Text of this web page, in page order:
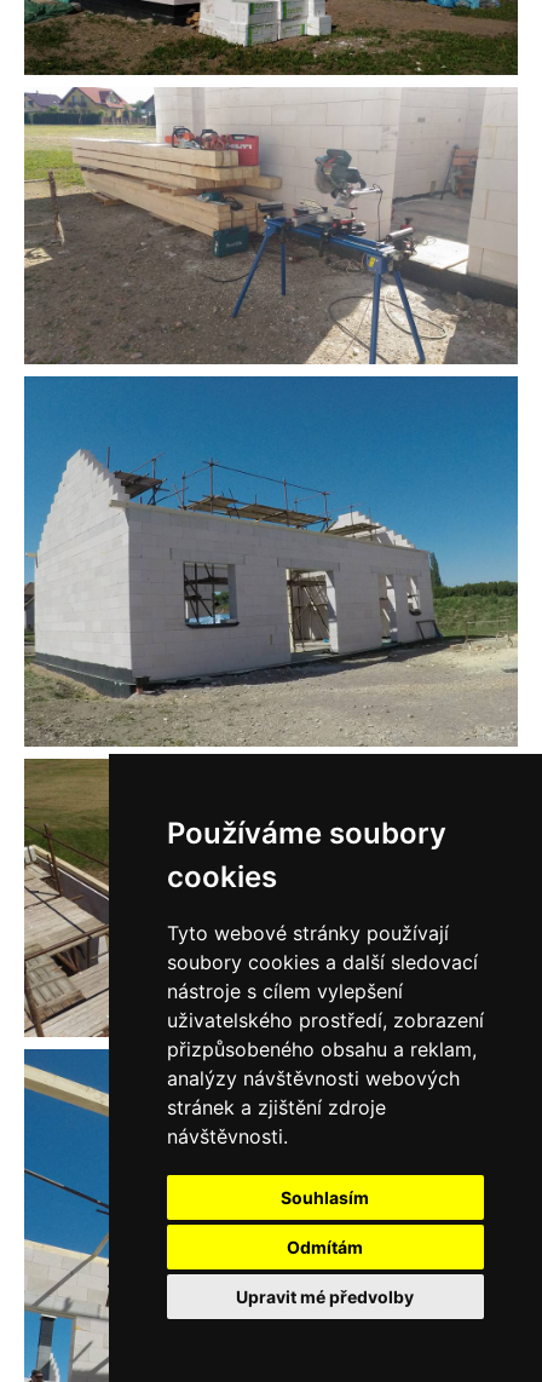
Používáme soubory
cookies
Tyto webové stránky používají
soubory cookies a další sledovací
nástroje s cílem vylepšení
uživatelského prostředí, zobrazení
přizpůsobeného obsahu a reklam,
analýzy návštěvnosti webových
stránek a zjištění zdroje
návštěvnosti.
Souhlasím
Odmítám
Upravit mé předvolby